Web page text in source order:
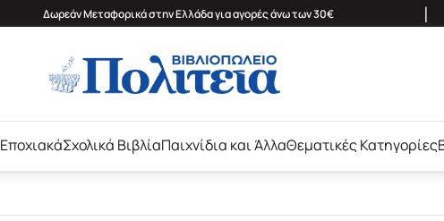
Δωρεάν Μεταφορικά στην Ελλάδα για αγορές άνω των 30€ |
ΕποχιακάΣχολικά ΒιβλίαΠαιχνίδια και ΆλλαΘεματικές Κατηγορίες